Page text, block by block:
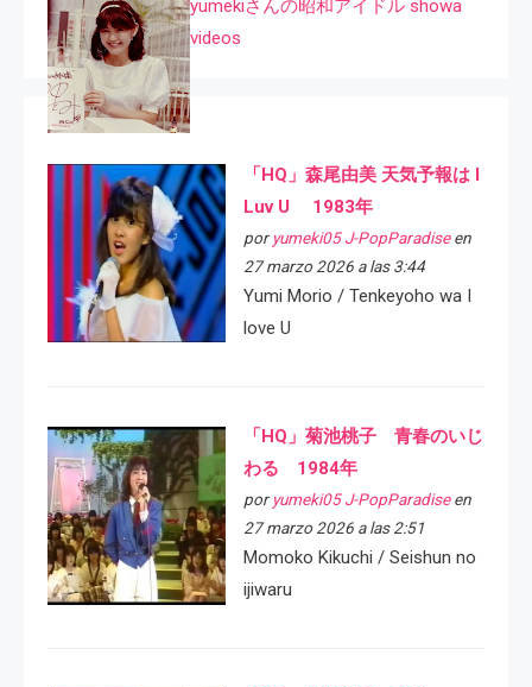
yumekiさんの昭和アイドル showa
videos
「HQ」森尾由美 天気予報は I
Luv U 1983年
por yumeki05 J-PopParadiseen
27 marzo 2026 a las 3:44
Yumi Morio / Tenkeyoho wa I
love U
「HQ」菊池桃子 青春のいじ
わる 1984年
por yumeki05 J-PopParadiseen
27 marzo 2026 a las 2:51
Momoko Kikuchi / Seishun no
ijiwaru